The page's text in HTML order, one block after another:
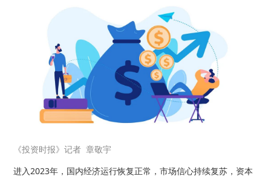
《投资时报》记者 章敬宇
进入2023年，国内经济运行恢复正常，市场信心持续复苏，资本